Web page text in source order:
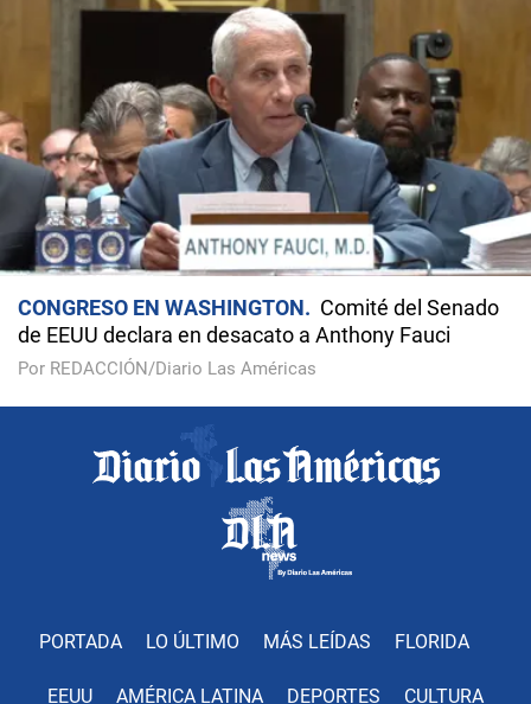
CONGRESO EN WASHINGTON
Comité del Senado
de EEUU declara en desacato a Anthony Fauci
Por REDACCIÓN/Diario Las Américas
PORTADA LO ÚLTIMO MÁS LEÍDAS FLORIDA
EEUU AMÉRICA LATINA DEPORTES CULTURA